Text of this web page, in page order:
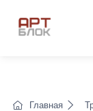
Главная